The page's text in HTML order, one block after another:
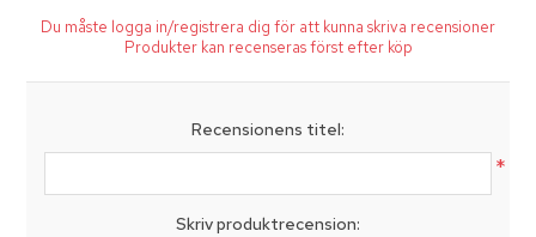
Du måste logga in/registrera dig för att kunna skriva recensioner
Produkter kan recenseras först efter köp
Recensionens titel:
*
Skriv produktrecension: